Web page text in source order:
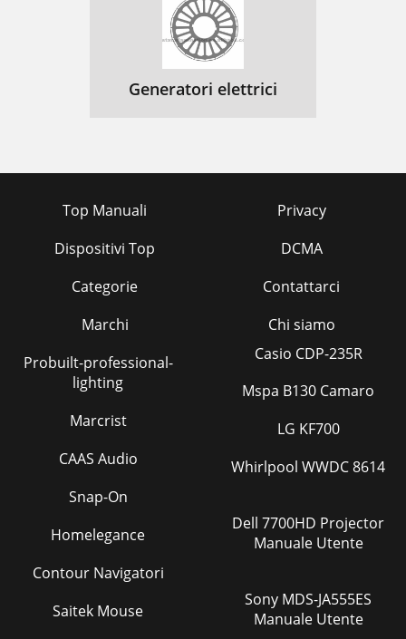
Generatori elettrici
Top Manuali
Dispositivi Top
Categorie
Marchi
Privacy
DCMA
Contattarci
Chi siamo
Probuilt-professional-
lighting
Marcrist
CAAS Audio
Snap-On
Homelegance
Contour Navigatori
Saitek Mouse
Casio CDP-235R
Mspa B130 Camaro
LG KF700
Whirlpool WWDC 8614
Dell 7700HD Projector
Manuale Utente
Sony MDS-JA555ES
Manuale Utente